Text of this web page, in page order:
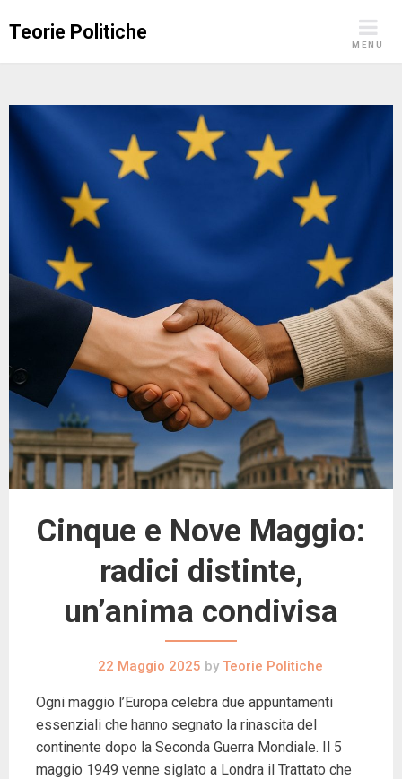
toTeorie Politiche
MENU
Cinque e Nove Maggio:
radici distinte,
un’anima condivisa
22 Maggio 2025 byTeorie Politiche
Ogni maggio l’Europa celebra due appuntamenti
essenziali che hanno segnato la rinascita del
continente dopo la Seconda Guerra Mondiale. Il 5
maggio 1949 venne siglato a Londra il Trattato che